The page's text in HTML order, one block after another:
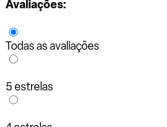
Avaliações:
Todas as avaliações
5 estrelas